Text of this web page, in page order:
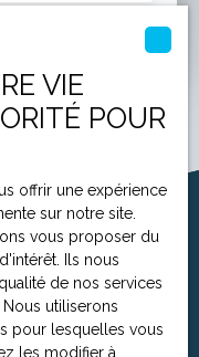
VIE
POUR
offrir une expérience
sur notre site.
vous proposer du
Ils nous
de nos services
utiliserons
pour lesquelles vous
les modifier à